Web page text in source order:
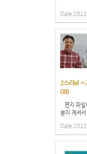
Date
2스라el
08)
편지 파일
분이 계셔
Date